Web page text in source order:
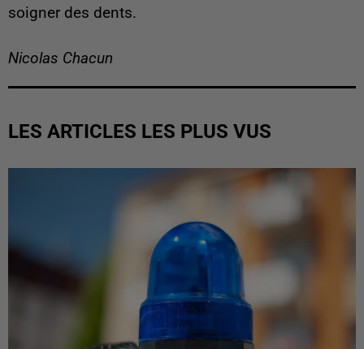
soigner des dents.
Nicolas Chacun
LES ARTICLES LES PLUS VUS